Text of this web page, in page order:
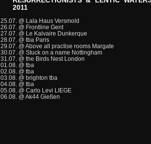
2011
25.07. @ Lala Haus Versmold
26.07. @ Frontline Gent
27.07. @ Le Kalvaire Dunkerque
28.07. @ tba Paris
29.07. @ Above all practise rooms Margate
30.07. @ Stuck on a name Nottingham
31.07. @ the Birds Nest London
01.08. @ tba
02.08. @ tba
03.08. @ brighton tba
04.08. @ tba
05.08. @ Carlo Levi LIEGE
06.08. @ Ak44 Gießen